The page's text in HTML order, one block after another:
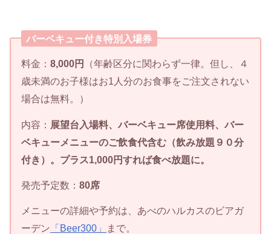
バーベキュー付き特別入場券
料金：8,000円
（年齢区分に関わらず一律。但し、４
歳未満のお子様はお1人分のお食事をご注文されない
場合は無料。）
内容： 展望台入場料、バーベキュー席使用料、バー
ベキューメニューのご飲食代含む（飲み放題９０分
付き）。プラス1,000円すれば食べ放題に。
発売予定数：80席
メニューの詳細や予約は、あべのハルカスのビアガ
ーデン 「Beer300」 まで。